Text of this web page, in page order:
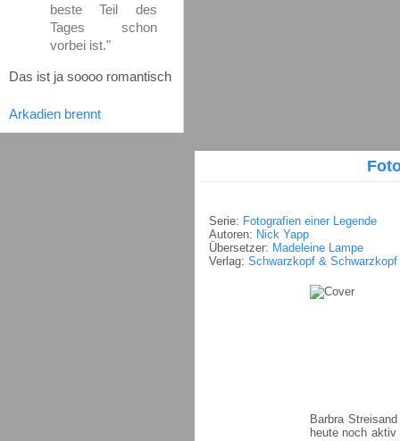
beste Teil des
Tages schon
vorbei ist."
Das ist ja soooo romantisch
Arkadien brennt
Serie: Fotografien einer Legende
Autoren: Nick Yapp
Übersetzer: Madeleine Lampe
Verlag: Schwarzkopf & Schwarzkopf
Barbra
heute noch